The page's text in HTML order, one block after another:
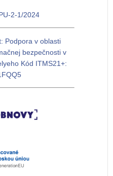
2-1/2024
Podpora v oblasti
bezpečnosti v
Kód ITMS21+: